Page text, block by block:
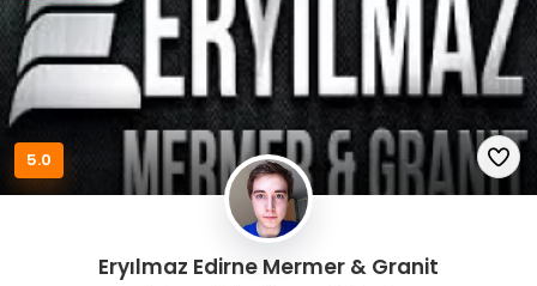
5.0
Eryılmaz Edirne Mermer & Granit